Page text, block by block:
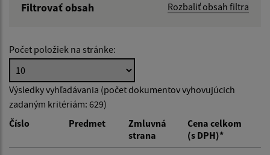
Filtrovať obsah
Rozbaliť obsah filtra
Hľadať v:
Typ dátumu:
Dátum od:
Počet položiek na stránke:
Výsledky vyhľadávania (počet dokumentov vyhovujúcich
zadaným kritériám: 629)
Číslo
Predmet
Zmluvná
strana
Cena celkom
(s DPH)*